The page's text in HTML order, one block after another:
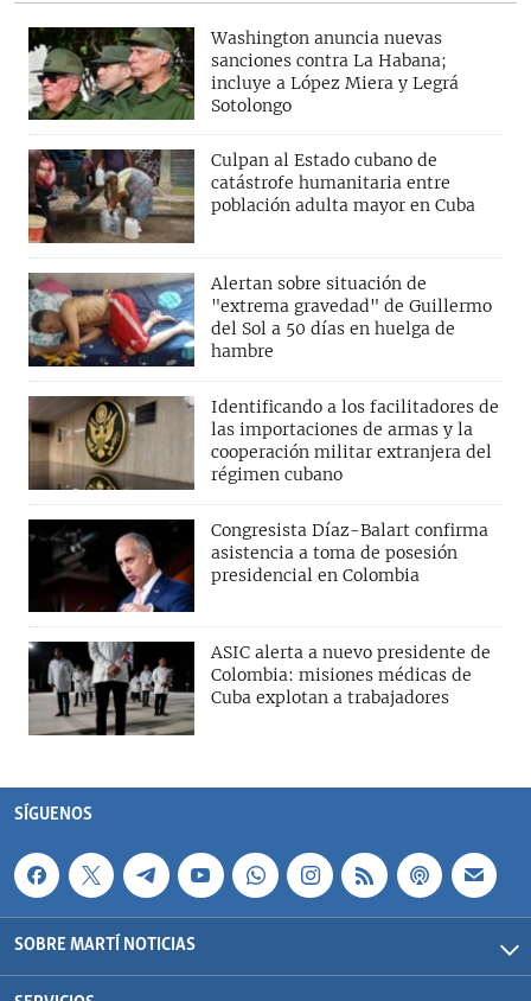
Washington anuncia nuevas
sanciones contra La Habana;
incluye a López Miera y Legrá
Sotolongo
Culpan al Estado cubano de
catástrofe humanitaria entre
población adulta mayor en Cuba
Alertan sobre situación de
"extrema gravedad" de Guillermo
del Sol a 50 días en huelga de
hambre
Identificando a los facilitadores de
las importaciones de armas y la
cooperación militar extranjera del
régimen cubano
Congresista Díaz-Balart confirma
asistencia a toma de posesión
presidencial en Colombia
ASIC alerta a nuevo presidente de
Colombia: misiones médicas de
Cuba explotan a trabajadores
SÍGUENOS
SOBRE MARTÍ NOTICIAS